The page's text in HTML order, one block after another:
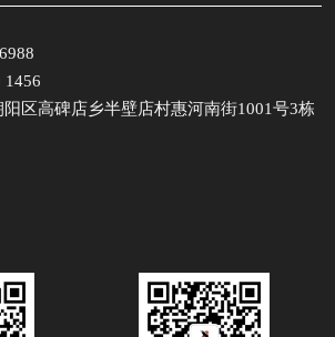
1456
区高碑店乡半壁店村惠河南街1001号3栋